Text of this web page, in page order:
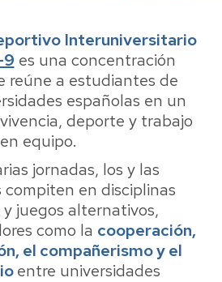
Interuniversitario
9 es una concentración
reúne a estudiantes de
españolas en un
deporte y trabajo
en equipo.
jornadas, los y las
en disciplinas
juegos alternativos,
como la cooperación,
el compañerismo y el
entre universidades